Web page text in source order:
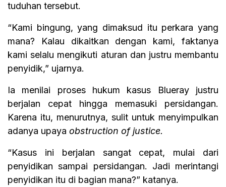
tuduhan tersebut.
“Kami bingung, yang dimaksud itu perkara yang
mana? Kalau dikaitkan dengan kami, faktanya
kami selalu mengikuti aturan dan justru membantu
penyidik,” ujarnya.
Ia menilai proses hukum kasus Blueray justru
berjalan cepat hingga memasuki persidangan.
Karena itu, menurutnya, sulit untuk menyimpulkan
adanya upaya obstruction of justice.
“Kasus ini berjalan sangat cepat, mulai dari
penyidikan sampai persidangan. Jadi merintangi
penyidikan itu di bagian mana?” katanya.